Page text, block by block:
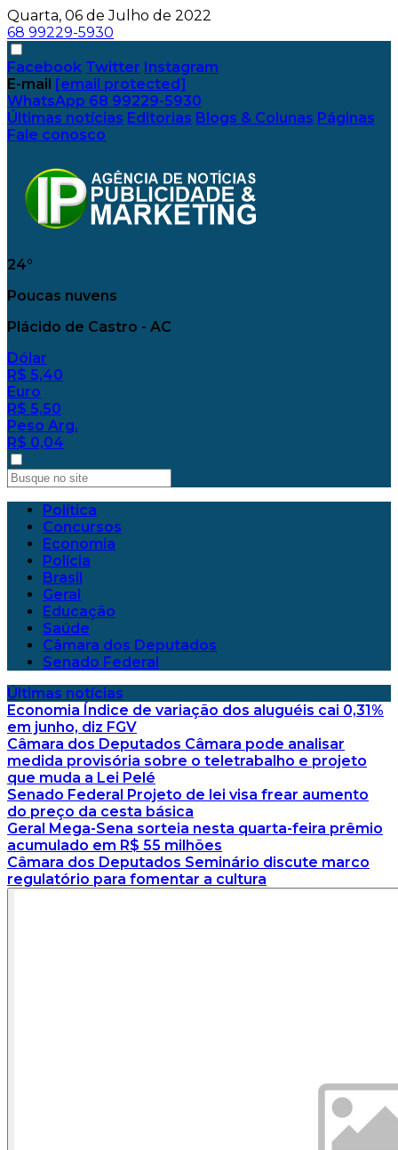
Quarta, 06 de Julho de 2022
68 99229-5930
Facebook Twitter Instagram
E-mail [email protected]
WhatsApp 68 99229-5930
Últimas notícias Editorias Blogs & Colunas Páginas
Fale conosco
24°
Poucas nuvens
Plácido de Castro - AC
Dólar
R$ 5,40
Euro
R$ 5,50
Peso Arg.
R$ 0,04
Política
Concursos
Economia
Polícia
Brasil
Geral
Educação
Saúde
Câmara dos Deputados
Senado Federal
Últimas notícias
Economia Índice de variação dos aluguéis cai 0,31%
em junho, diz FGV
Câmara dos Deputados Câmara pode analisar
medida provisória sobre o teletrabalho e projeto
que muda a Lei Pelé
Senado Federal Projeto de lei visa frear aumento
do preço da cesta básica
Geral Mega-Sena sorteia nesta quarta-feira prêmio
acumulado em R$ 55 milhões
Câmara dos Deputados Seminário discute marco
regulatório para fomentar a cultura